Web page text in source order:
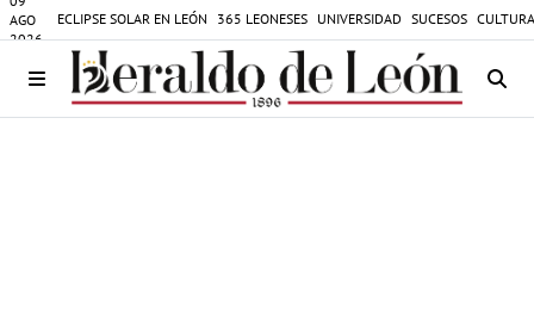
AGO
2026
ECLIPSE SOLAR EN LEÓN 365 LEONESES UNIVERSIDAD SUCESOS